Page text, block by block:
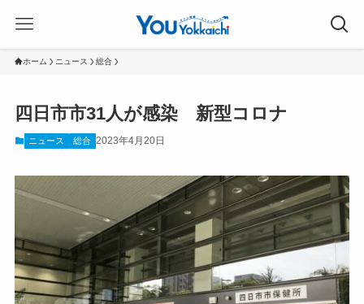
ホーム ニュース 総合
四日市市31人が感染 新型コロナ
ニュース 総合 2023年4月20日